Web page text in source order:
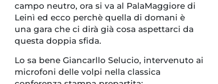
campo neutro, ora si va al PalaMaggiore di
Leinì ed ecco perchè quella di domani è
una gara che ci dirà già cosa aspettarci da
questa doppia sfida.
Lo sa bene Giancarllo Selucio, intervenuto ai
microfoni delle volpi nella classica